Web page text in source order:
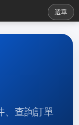
選單
、查詢訂單